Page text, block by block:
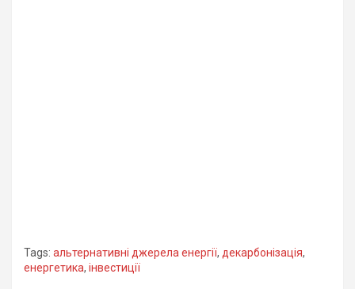
Tags: альтернативні джерела енергії, декарбонізація,
енергетика, інвестиції